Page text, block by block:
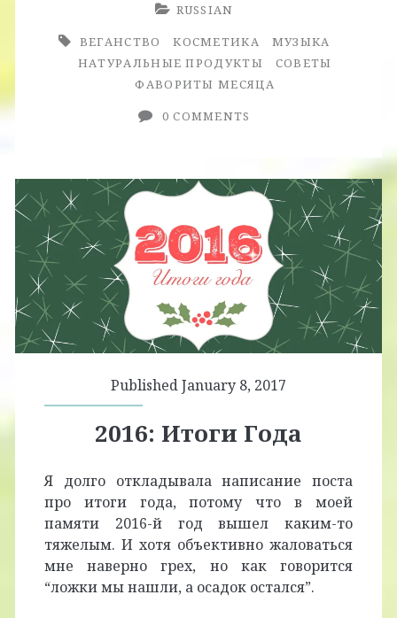
RUSSIAN
ВЕГАНСТВО
КОСМЕТИКА
МУЗЫКА
НАТУРАЛЬНЫЕ ПРОДУКТЫ
СОВЕТЫ
ФАВОРИТЫ МЕСЯЦА
0 COMMENTS
Published January 8, 2017
2016: Итоги Года
Я долго откладывала написание поста
про итоги года, потому что в моей
памяти 2016-й год вышел каким-то
тяжелым. И хотя объективно жаловаться
мне наверно грех, но как говорится
“ложки мы нашли, а осадок остался”.